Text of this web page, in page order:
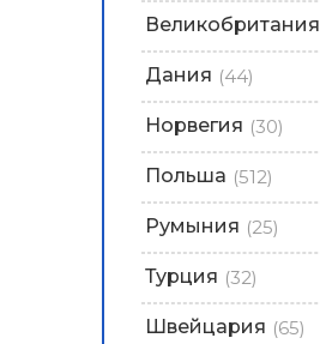
Великобритания
Дания (44)
Норвегия (30)
Польша (512)
Румыния (25)
Турция (32)
Швейцария (65)